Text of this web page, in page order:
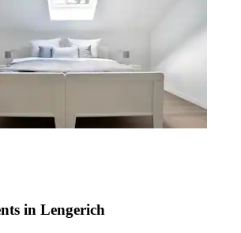
in Lengerich